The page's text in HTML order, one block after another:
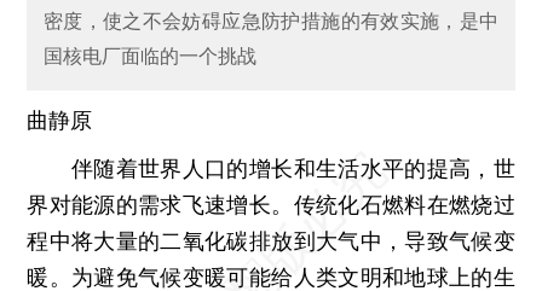
密度，使之不会妨碍应急防护措施的有效实施，是中
国核电厂面临的一个挑战
曲静原
伴随着世界人口的增长和生活水平的提高，世
界对能源的需求飞速增长。传统化石燃料在燃烧过
程中将大量的二氧化碳排放到大气中，导致气候变
暖。为避免气候变暖可能给人类文明和地球上的生